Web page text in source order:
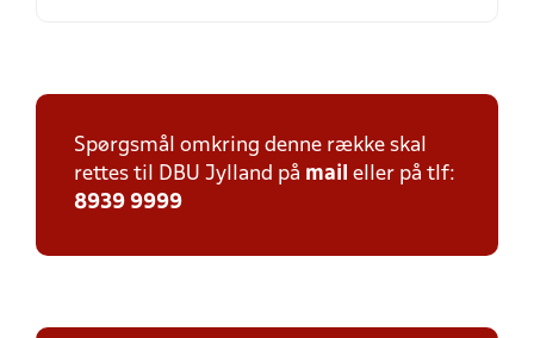
Spørgsmål omkring denne række skal
rettes til DBU Jylland på mail eller på tlf:
8939 9999